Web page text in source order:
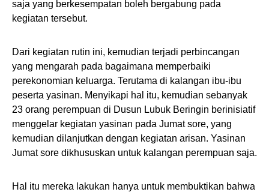
saja yang berkesempatan boleh bergabung pada
kegiatan tersebut.
Dari kegiatan rutin ini, kemudian terjadi perbincangan
yang mengarah pada bagaimana memperbaiki
perekonomian keluarga. Terutama di kalangan ibu-ibu
peserta yasinan. Menyikapi hal itu, kemudian sebanyak
23 orang perempuan di Dusun Lubuk Beringin berinisiatif
menggelar kegiatan yasinan pada Jumat sore, yang
kemudian dilanjutkan dengan kegiatan arisan. Yasinan
Jumat sore dikhususkan untuk kalangan perempuan saja.
Hal itu mereka lakukan hanya untuk membuktikan bahwa